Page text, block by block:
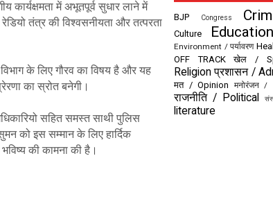
कार्यक्षमता में अभूतपूर्व सुधार लाने में
तंत्र की विश्वसनीयता और तत्परता
के लिए गौरव का विषय है और यह
का स्रोत बनेगी।
सहित समस्त साथी पुलिस
को इस सम्मान के लिए हार्दिक
की कामना की है।
BJP Congress
Culture
Environment / पर्यावरण
OFF TRACK खेल /
Religion प्रशासन /
मत / Opinion मनोरंजन /
राजनीति / Political
literature